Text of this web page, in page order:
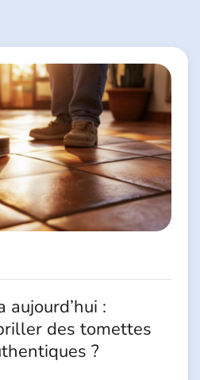
aujourd’hui :
des tomettes
?